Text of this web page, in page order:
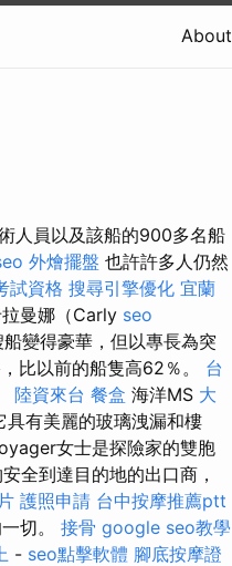
About
人員以及該船的900多名船
外燴擺盤 也許許多人仍然
試資格 搜尋引擎優化 宜蘭
曼娜（Carly seo
變得豪華，但以專長為突
比以前的船隻高62％。 台
陸資來台 餐盒 海洋MS 大
具有美麗的玻璃洩漏和樓
女士是探險家的雙胞
全到達目的地的出口商，
護照申請 台中按摩推薦ptt
切。 接骨 google seo教學
- seo點擊軟體 腳底按摩證